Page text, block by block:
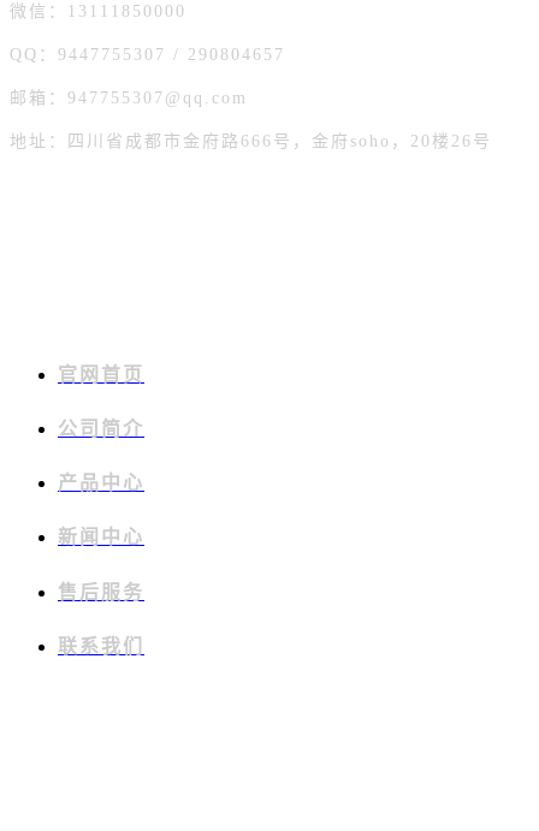
微信：13111850000
QQ：9447755307 / 290804657
邮箱：947755307@qq.com
地址： 四川省成都市金府路666号，金府soho，20楼26号
官网首页
公司简介
产品中心
新闻中心
售后服务
联系我们